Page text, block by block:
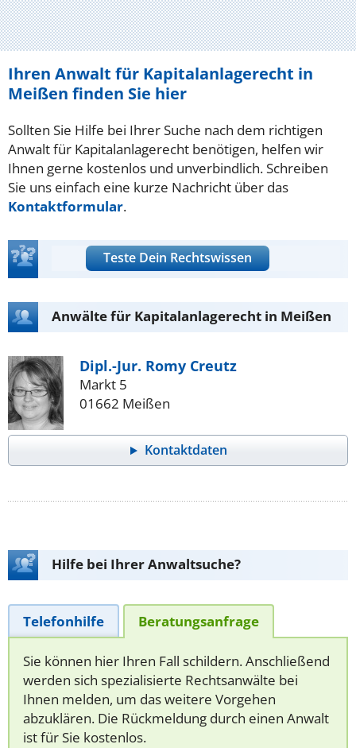
Ihren Anwalt für Kapitalanlagerecht in
Meißen finden Sie hier
Sollten Sie Hilfe bei Ihrer Suche nach dem richtigen
Anwalt für Kapitalanlagerecht benötigen, helfen wir
Ihnen gerne kostenlos und unverbindlich. Schreiben
Sie uns einfach eine kurze Nachricht über das
Kontaktformular.
Teste Dein Rechtswissen
Anwälte für Kapitalanlagerecht in Meißen
Dipl.-Jur. Romy Creutz
Markt 5
01662 Meißen
Kontaktdaten
Hilfe bei Ihrer Anwaltsuche?
Telefonhilfe Beratungsanfrage
Sie können hier Ihren Fall schildern. Anschließend
werden sich spezialisierte Rechtsanwälte bei
Ihnen melden, um das weitere Vorgehen
abzuklären. Die Rückmeldung durch einen Anwalt
ist für Sie kostenlos.